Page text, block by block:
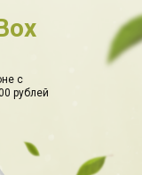
с
рублей